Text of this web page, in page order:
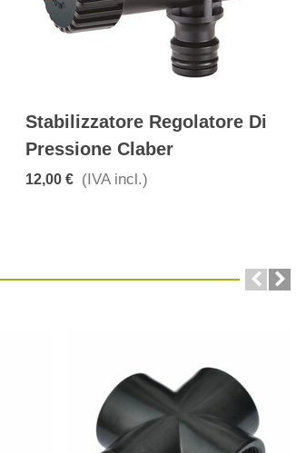
Stabilizzatore Regolatore Di
Pressione Claber
12,00 € (IVA incl.)